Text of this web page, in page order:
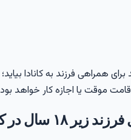
همراهی فرزند به کانادا بیاید؛
موقت یا اجازه کار خواهد بود.
سال در کانادا